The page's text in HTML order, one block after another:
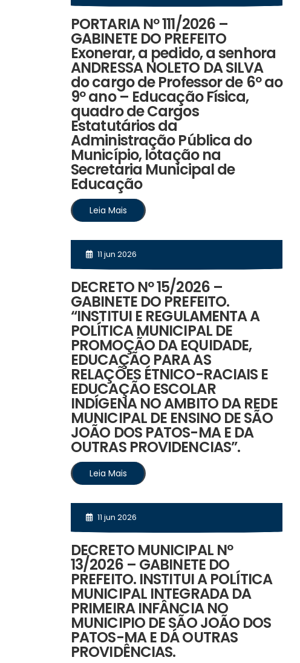
PORTARIA Nº 111/2026 –
GABINETE DO PREFEITO
Exonerar, a pedido, a senhora
ANDRESSA NOLETO DA SILVA
do cargo de Professor de 6º ao
9º ano – Educação Física,
quadro de Cargos
Estatutários da
Administração Pública do
Município, lotação na
Secretaria Municipal de
Educação
Leia Mais
11 jun 2026
DECRETO Nº 15/2026 –
GABINETE DO PREFEITO.
“INSTITUI E REGULAMENTA A
POLÍTICA MUNICIPAL DE
PROMOÇÃO DA EQUIDADE,
EDUCAÇÃO PARA AS
RELAÇÕES ÉTNICO-RACIAIS E
EDUCAÇÃO ESCOLAR
INDÍGENA NO AMBITO DA REDE
MUNICIPAL DE ENSINO DE SÃO
JOÃO DOS PATOS-MA E DA
OUTRAS PROVIDENCIAS”.
Leia Mais
11 jun 2026
DECRETO MUNICIPAL Nº
13/2026 – GABINETE DO
PREFEITO. INSTITUI A POLÍTICA
MUNICIPAL INTEGRADA DA
PRIMEIRA INFÂNCIA NO
MUNICIPIO DE SÃO JOÃO DOS
PATOS-MA E DÁ OUTRAS
PROVIDÊNCIAS.